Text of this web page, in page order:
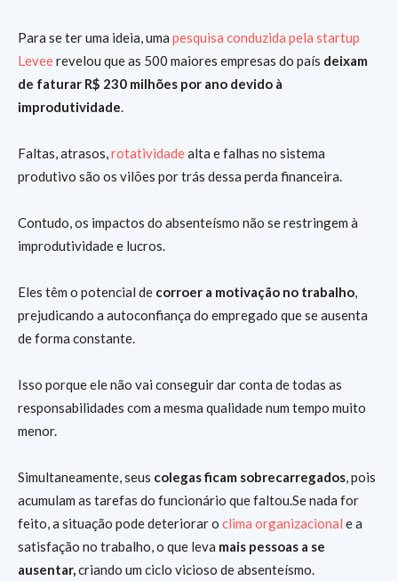
Para se ter uma ideia, uma pesquisa conduzida pela startup
Leveerevelou que as 500 maiores empresas do país deixam
de faturar R$ 230 milhões por ano devido à
improdutividade.
Faltas, atrasos,rotatividadealta e falhas no sistema
produtivo são os vilões por trás dessa perda financeira.
Contudo, os impactos do absenteísmo não se restringem à
improdutividade e lucros.
Eles têm o potencial de corroer a motivação no trabalho,
prejudicando a autoconfiança do empregado que se ausenta
de forma constante.
Isso porque ele não vai conseguir dar conta de todas as
responsabilidades com a mesma qualidade num tempo muito
menor.
Simultaneamente, seus colegas ficam sobrecarregados, pois
acumulam as tarefas do funcionário que faltou.Se nada for
feito, a situação pode deteriorar o clima organizacional e a
satisfação no trabalho, o que leva mais pessoas a se
ausentar,criando um ciclo vicioso de absenteísmo.